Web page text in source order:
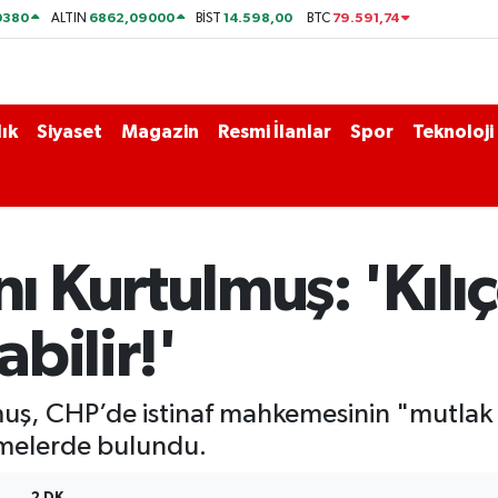
ALTIN 6862,09000 BİST14.598,00 BTC 79.591,74
Siyaset Magazin Resmi İlanlar Spor Teknoloji
Kurtulmuş:
CHP’de istinaf mahkemesinin
bulundu.